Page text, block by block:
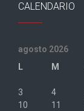
CALENDARIO
agosto 2026
L
M
3
4
10
11